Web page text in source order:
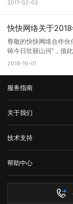
二、服务安排：假期期
800088387 服务电
2017-02-03
快快网络关于
尊敬的快快网络合作伙伴和客户： 您好！ “
铸今日壮丽山河”，值
大合作伙伴和客户问好
2、上班时间：10月8日（星
2、24小时售后服务企业QQ：
3337733； 如遇到特殊重大事宜，需节后上班处理，不便之处，敬
请谅解！最后，再次感
门：@小伙伴们，国庆假
2018-10-01
服务指南
汇款信息
购买流程
服务条款
关于我们
公司介绍
举报中心
隐私声明
技术支持
网站备案
技术文档
帮助中心
服务器问题